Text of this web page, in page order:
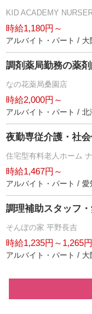
KID ACADEMY
時給1,180円～
アルバイト・パート / 大
調剤薬局勤務の薬
なの花薬局桑園店
時給2,000円～
アルバイト・パート / 北
夜勤専従介護・社
住宅型有料老人ホーム
時給1,467円～
アルバイト・パート / 愛
調理補助スタッフ
そんぽの家 平野長吉
時給1,235円～1,265円
アルバイト・パート / 大